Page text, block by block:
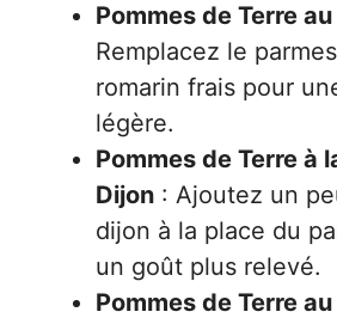
Pommes de Terre
Remplacez le
romarin frais pour
légère.
Pommes de Terre à
Dijon : Ajoutez un
dijon à la place du
un goût plus relevé.
Pommes de Terre